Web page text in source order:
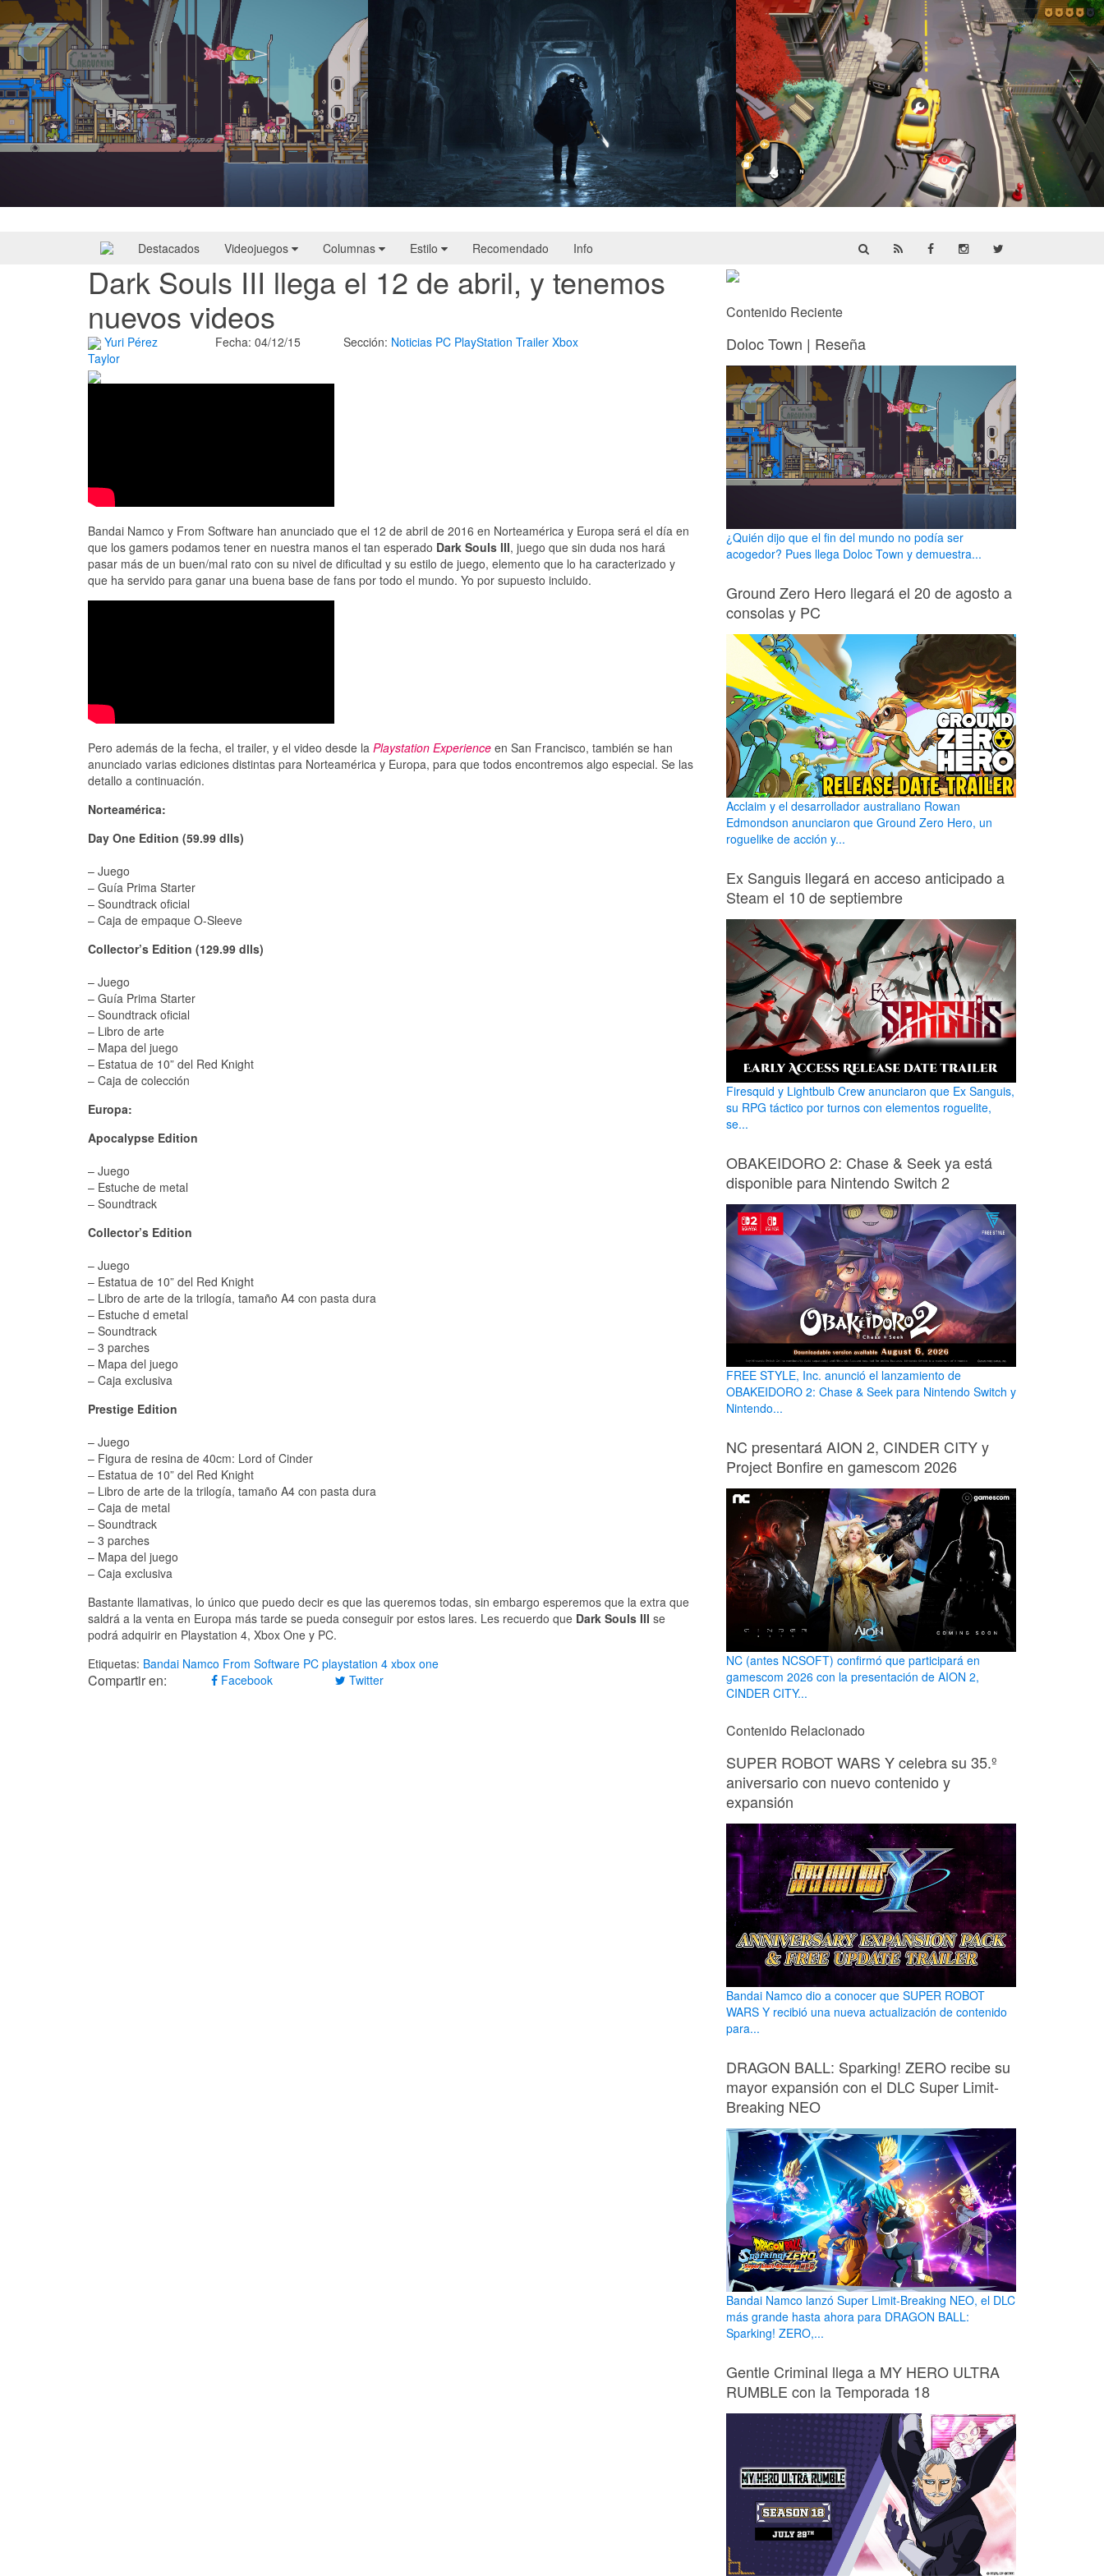
Destacados Videojuegos Columnas Estilo Recomendado Info
Dark Souls III llega el 12 de abril, y tenemos
nuevos videos
Yuri Pérez
Taylor
Fecha: 04/12/15 Sección: Noticias PC PlayStation Trailer Xbox
Bandai Namco y From Software han anunciado que el 12 de abril de 2016 en Norteamérica y Europa será el día en
que los gamers podamos tener en nuestra manos el tan esperado Dark Souls III, juego que sin duda nos hará
pasar más de un buen/mal rato con su nivel de dificultad y su estilo de juego, elemento que lo ha caracterizado y
que ha servido para ganar una buena base de fans por todo el mundo. Yo por supuesto incluido.
Pero además de la fecha, el trailer, y el video desde la Playstation Experience en San Francisco, también se han
anunciado varias ediciones distintas para Norteamérica y Europa, para que todos encontremos algo especial. Se las
detallo a continuación.
Norteamérica:
Day One Edition (59.99 dlls)
– Juego
– Guía Prima Starter
– Soundtrack oficial
– Caja de empaque O-Sleeve
Collector’s Edition (129.99 dlls)
– Juego
– Guía Prima Starter
– Soundtrack oficial
– Libro de arte
– Mapa del juego
– Estatua de 10” del Red Knight
– Caja de colección
Europa:
Apocalypse Edition
– Juego
– Estuche de metal
– Soundtrack
Collector’s Edition
– Juego
– Estatua de 10” del Red Knight
– Libro de arte de la trilogía, tamaño A4 con pasta dura
– Estuche d emetal
– Soundtrack
– 3 parches
– Mapa del juego
– Caja exclusiva
Prestige Edition
– Juego
– Figura de resina de 40cm: Lord of Cinder
– Estatua de 10” del Red Knight
– Libro de arte de la trilogía, tamaño A4 con pasta dura
– Caja de metal
– Soundtrack
– 3 parches
– Mapa del juego
– Caja exclusiva
Bastante llamativas, lo único que puedo decir es que las queremos todas, sin embargo esperemos que la extra que
saldrá a la venta en Europa más tarde se pueda conseguir por estos lares. Les recuerdo que Dark Souls III se
podrá adquirir en Playstation 4, Xbox One y PC.
Etiquetas: Bandai Namco From Software PC playstation 4 xbox one
Compartir en: Facebook Twitter
Contenido Reciente
Doloc Town | Reseña
¿Quién dijo que el fin del mundo no podía ser
acogedor? Pues llega Doloc Town y demuestra...
Ground Zero Hero llegará el 20 de agosto a
consolas y PC
Acclaim y el desarrollador australiano Rowan
Edmondson anunciaron que Ground Zero Hero, un
roguelike de acción y...
Ex Sanguis llegará en acceso anticipado a
Steam el 10 de septiembre
Firesquid y Lightbulb Crew anunciaron que Ex Sanguis,
su RPG táctico por turnos con elementos roguelite,
se...
OBAKEIDORO 2: Chase & Seek ya está
disponible para Nintendo Switch 2
FREE STYLE, Inc. anunció el lanzamiento de
OBAKEIDORO 2: Chase & Seek para Nintendo Switch y
Nintendo...
NC presentará AION 2, CINDER CITY y
Project Bonfire en gamescom 2026
NC (antes NCSOFT) confirmó que participará en
gamescom 2026 con la presentación de AION 2,
CINDER CITY...
Contenido Relacionado
SUPER ROBOT WARS Y celebra su 35.º
aniversario con nuevo contenido y
expansión
Bandai Namco dio a conocer que SUPER ROBOT
WARS Y recibió una nueva actualización de contenido
para...
DRAGON BALL: Sparking! ZERO recibe su
mayor expansión con el DLC Super Limit-
Breaking NEO
Bandai Namco lanzó Super Limit-Breaking NEO, el DLC
más grande hasta ahora para DRAGON BALL:
Sparking! ZERO,...
Gentle Criminal llega a MY HERO ULTRA
RUMBLE con la Temporada 18